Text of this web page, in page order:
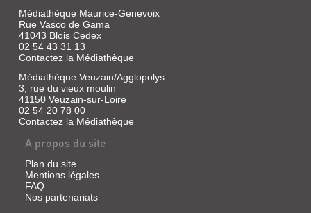
Médiathèque Maurice-Genevoix
Rue Vasco de Gama
41043 Blois Cedex
02 54 43 31 13
Contactez la Médiathèque
Médiathèque Veuzain/Agglopolys
3, rue du vieux moulin
41150 Veuzain-sur-Loire
02 54 20 78 00
Contactez la Médiathèque
A propos du site
Plan du site
Mentions légales
FAQ
Nos partenariats